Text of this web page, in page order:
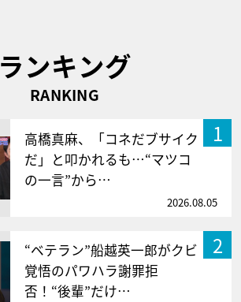
ランキング
RANKING
1
高橋真麻、「コネだブサイク
だ」と叩かれるも…“マツコ
の一言”から…
2026.08.05
2
“ベテラン”船越英一郎がクビ
覚悟のパワハラ謝罪拒
否！“後輩”だけ…